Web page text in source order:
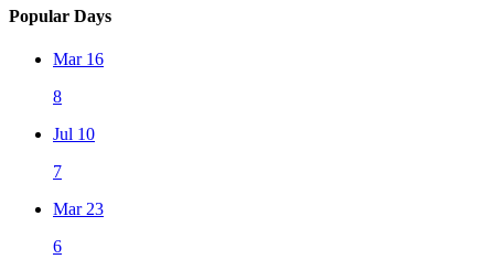
Popular Days
Mar 16
8
Jul 10
7
Mar 23
6